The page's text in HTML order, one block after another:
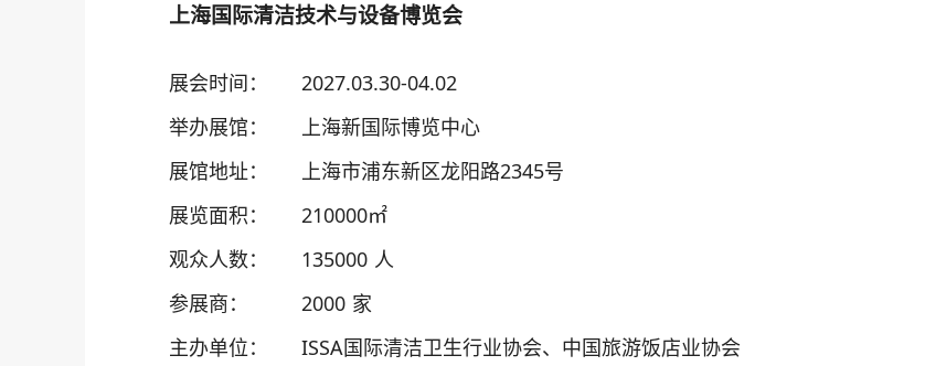
上海国际清洁技术与设备博览会
展会时间：
2027.03.30-04.02
举办展馆：
上海新国际博览中心
展馆地址：
上海市浦东新区龙阳路2345号
展览面积：
210000㎡
观众人数：
135000 人
参展商：
2000 家
主办单位：
ISSA国际清洁卫生行业协会、中国旅游饭店业协会